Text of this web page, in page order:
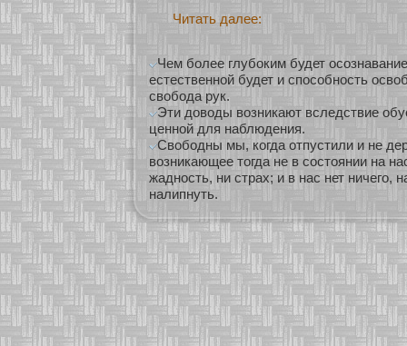
Читать далее:
Чем более глубоким будет
естественной будет и способность
свобода рук.
Эти доводы возникают вследствие
ценной для наблюдения.
Свободны мы, когда отпустили и не
возникающее тогда не в состоянии на
жадность, ни страх; и в нас нет ничего,
налипнуть.